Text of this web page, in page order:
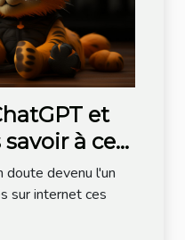
et
à ce
doute devenu l'un
sur internet ces